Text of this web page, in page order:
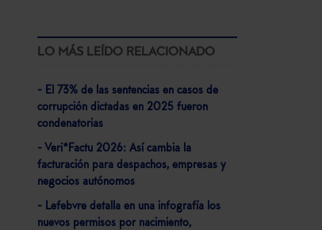
LO MÁS LEÍDO RELACIONADO
- El 73% de las sentencias en casos de
corrupción dictadas en 2025 fueron
condenatorias
- Veri*Factu 2026: Así cambia la
facturación para despachos, empresas y
negocios autónomos
- Lefebvre detalla en una infografía los
nuevos permisos por nacimiento,